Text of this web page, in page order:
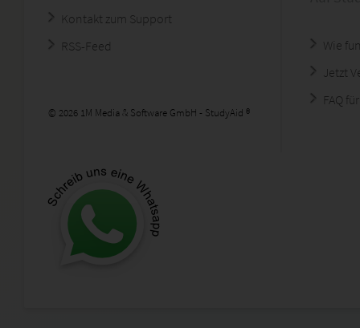
Kontakt zum Support
RSS-Feed
© 2026 1M Media & Software GmbH - StudyAid ®
Wie
Jetzt
FAQ